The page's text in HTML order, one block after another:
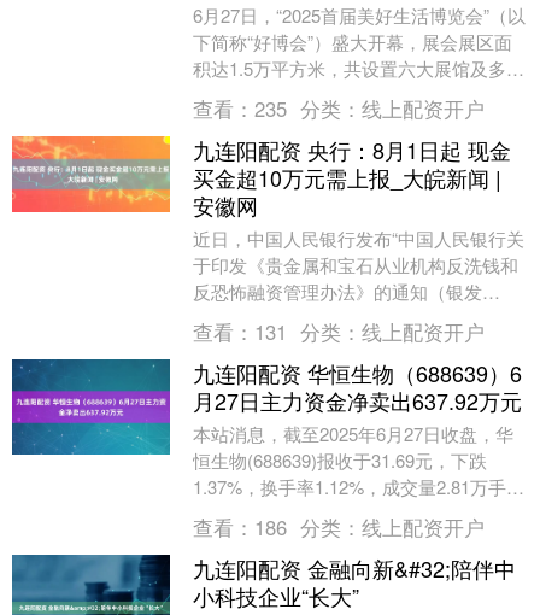
6月27日，“2025首届美好生活博览会”（以
下简称“好博会”）盛大开幕，展会展区面
积达1.5万平方米，共设置六大展馆及多种
互动板块，吸引超400家企业参展，推....
查看： 235 分类： 线上配资开户
九连阳配资 央行：8月1日起 现金
买金超10万元需上报_大皖新闻 |
安徽网
近日，中国人民银行发布“中国人民银行关
于印发《贵金属和宝石从业机构反洗钱和
反恐怖融资管理办法》的通知（银发
〔2025〕124号）”（以下简称《办
法》）。 其中提....
查看： 131 分类： 线上配资开户
九连阳配资 华恒生物（688639）6
月27日主力资金净卖出637.92万元
本站消息，截至2025年6月27日收盘，华
恒生物(688639)报收于31.69元，下跌
1.37%，换手率1.12%，成交量2.81万手，
成交额8952.91万....
查看： 186 分类： 线上配资开户
九连阳配资 金融向新&#32;陪伴中
小科技企业“长大”